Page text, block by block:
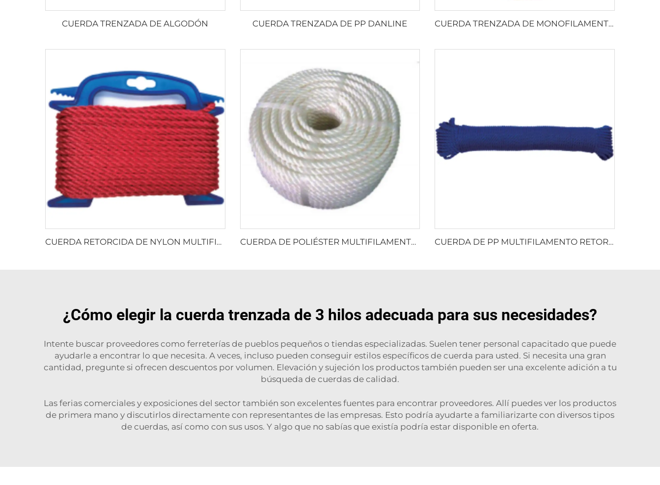
CUERDA TRENZADA DE ALGODÓN CUERDA TRENZADA DE PP DANLINE CUERDA TRENZADA DE MONOFILAMENTO DE PP
CUERDA RETORCIDA DE NYLON MULTIFILAMENTO CUERDA DE POLIÉSTER MULTIFILAMENTO RETORCIDA CUERDA DE PP MULTIFILAMENTO RETORCIDA
¿Cómo elegir la cuerda trenzada de 3 hilos adecuada para sus necesidades?
Intente buscar proveedores como ferreterías de pueblos pequeños o tiendas especializadas. Suelen tener personal capacitado que puede
ayudarle a encontrar lo que necesita. A veces, incluso pueden conseguir estilos específicos de cuerda para usted. Si necesita una gran
cantidad, pregunte si ofrecen descuentos por volumen. Elevación y sujeción los productos también pueden ser una excelente adición a tu
búsqueda de cuerdas de calidad.
Las ferias comerciales y exposiciones del sector también son excelentes fuentes para encontrar proveedores. Allí puedes ver los productos
de primera mano y discutirlos directamente con representantes de las empresas. Esto podría ayudarte a familiarizarte con diversos tipos
de cuerdas, así como con sus usos. Y algo que no sabías que existía podría estar disponible en oferta.